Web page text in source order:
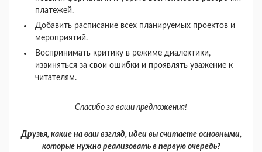
платежей.
Добавить расписание всех планируемых проектов и
мероприятий.
Воспринимать критику в режиме диалектики,
извиняться за свои ошибки и проявлять уважение к
читателям.
Спасибо за ваши предложения!
Друзья, какие на ваш взгляд, идеи вы считаете основными,
которые нужно реализовать в первую очередь?